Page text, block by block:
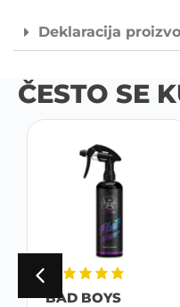
Deklaracija
ČESTO SE
BAD BOYS